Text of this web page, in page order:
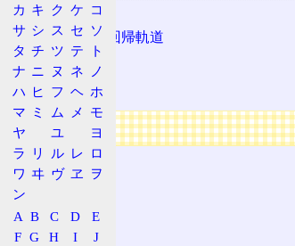
極軌道
太陽同期準回帰軌道
準回帰軌道
人工衛星
広告
カ キ ク ケ コ
サ シ ス セ ソ
タ チ ツ テ
ト
ナ ニ ヌ ネ
ノ
ハ ヒ フ ヘ ホ
マ ミ ム メ
モ
ヤ
ユ
ヨ
ラ
リ ル レ ロ
ワ ヰ ヴ ヱ
ヲ
ン
A B C D
E
F G H I
J